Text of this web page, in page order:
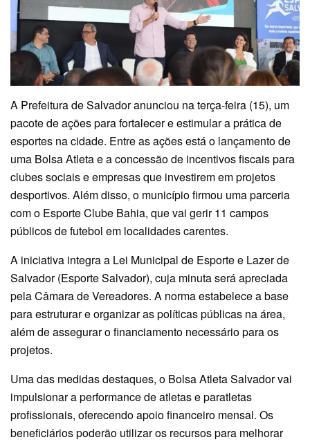
A Prefeitura de Salvador anunciou na terça-feira (15), um
pacote de ações para fortalecer e estimular a prática de
esportes na cidade. Entre as ações está o lançamento de
uma Bolsa Atleta e a concessão de incentivos fiscais para
clubes sociais e empresas que investirem em projetos
desportivos. Além disso, o município firmou uma parceria
com o Esporte Clube Bahia, que vai gerir 11 campos
públicos de futebol em localidades carentes.
A iniciativa integra a Lei Municipal de Esporte e Lazer de
Salvador (Esporte Salvador), cuja minuta será apreciada
pela Câmara de Vereadores. A norma estabelece a base
para estruturar e organizar as políticas públicas na área,
além de assegurar o financiamento necessário para os
projetos.
Uma das medidas destaques, o Bolsa Atleta Salvador vai
impulsionar a performance de atletas e paratletas
profissionais, oferecendo apoio financeiro mensal. Os
beneficiários poderão utilizar os recursos para melhorar